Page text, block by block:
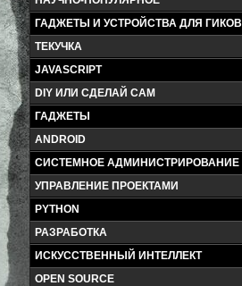
ГАДЖЕТЫ И УСТРОЙСТВА ДЛЯ ГИКОВ
ТЕКУЧКА
JAVASCRIPT
DIY ИЛИ СДЕЛАЙ САМ
ГАДЖЕТЫ
ANDROID
СИСТЕМНОЕ АДМИНИСТРИРОВАНИЕ
УПРАВЛЕНИЕ ПРОЕКТАМИ
PYTHON
РАЗРАБОТКА
ИСКУССТВЕННЫЙ ИНТЕЛЛЕКТ
OPEN SOURCE